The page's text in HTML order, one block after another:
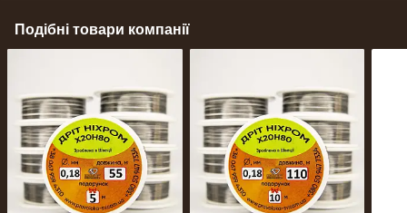
Подібні товари компанії